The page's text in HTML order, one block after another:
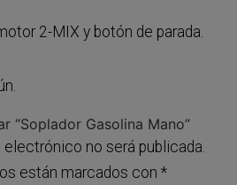
2-MIX y botón de parada.
“Soplador Gasolina Mano”
no será publicada.
están marcados con *